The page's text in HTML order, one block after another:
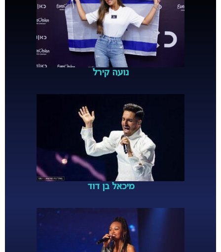
נועה קירל
מיכאל בן דוד